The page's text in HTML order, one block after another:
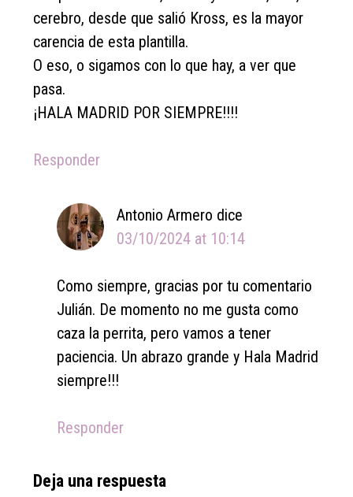
cerebro, desde que salió Kross, es la mayor
carencia de esta plantilla.
O eso, o sigamos con lo que hay, a ver que
pasa.
¡HALA MADRID POR SIEMPRE!!!!
Responder
Antonio Armero dice
03/10/2024 at 10:14
Como siempre, gracias por tu comentario
Julián. De momento no me gusta como
caza la perrita, pero vamos a tener
paciencia. Un abrazo grande y Hala Madrid
siempre!!!
Responder
Deja una respuesta